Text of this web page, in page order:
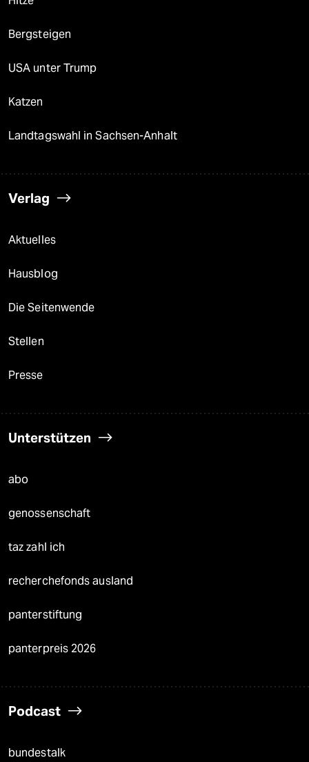
Bergsteigen
USA unter Trump
Katzen
Landtagswahl in Sachsen-Anhalt
Verlag
Aktuelles
Hausblog
Die Seitenwende
Stellen
Presse
Unterstützen
abo
genossenschaft
taz zahl ich
recherchefonds ausland
panterstiftung
panterpreis 2026
Podcast
bundestalk